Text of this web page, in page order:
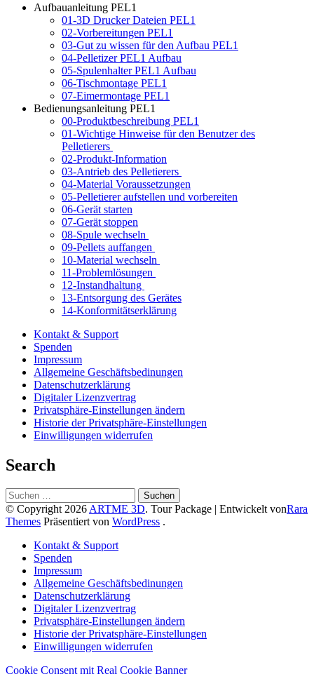
Aufbauanleitung PEL1
01-3D Drucker Dateien PEL1
02-Vorbereitungen PEL1
03-Gut zu wissen für den Aufbau PEL1
04-Pelletizer PEL1 Aufbau
05-Spulenhalter PEL1 Aufbau
06-Tischmontage PEL1
07-Eimermontage PEL1
Bedienungsanleitung PEL1
00-Produktbeschreibung PEL1
01-Wichtige Hinweise für den Benutzer des
Pelletierers
02-Produkt-Information
03-Antrieb des Pelletierers
04-Material Voraussetzungen
05-Pelletierer aufstellen und vorbereiten
06-Gerät starten
07-Gerät stoppen
08-Spule wechseln
09-Pellets auffangen
10-Material wechseln
11-Problemlösungen
12-Instandhaltung
13-Entsorgung des Gerätes
14-Konformitätserklärung
Kontakt & Support
Spenden
Impressum
Allgemeine Geschäftsbedinungen
Datenschutzerklärung
Digitaler Lizenzvertrag
Privatsphäre-Einstellungen ändern
Historie der Privatsphäre-Einstellungen
Einwilligungen widerrufen
Search
Suchen
nach:
© Copyright 2026ARTME 3D. Tour Package | Entwickelt vonRara
Themes Präsentiert von WordPress .
Kontakt & Support
Spenden
Impressum
Allgemeine Geschäftsbedinungen
Datenschutzerklärung
Digitaler Lizenzvertrag
Privatsphäre-Einstellungen ändern
Historie der Privatsphäre-Einstellungen
Einwilligungen widerrufen
Cookie Consent mit Real Cookie Banner